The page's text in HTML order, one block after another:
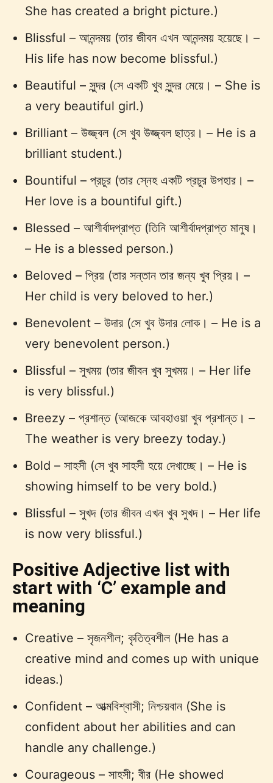
She has created a bright picture.)
Blissful – আনন্দময় (তার জীবন এখন আনন্দময় হয়েছে। –
His life has now become blissful.)
Beautiful – সুন্দর (সে একটি খুব সুন্দর মেয়ে। – She is
a very beautiful girl.)
Brilliant – উজ্জ্বল (সে খুব উজ্জ্বল ছাত্র। – He is a
brilliant student.)
Bountiful – প্রচুর (তার স্নেহ একটি প্রচুর উপহার। –
Her love is a bountiful gift.)
Blessed – আশীর্বাদপ্রাপ্ত (তিনি আশীর্বাদপ্রাপ্ত মানুষ।
– He is a blessed person.)
Beloved – প্রিয় (তার সন্তান তার জন্য খুব প্রিয়। –
Her child is very beloved to her.)
Benevolent – উদার (সে খুব উদার লোক। – He is a
very benevolent person.)
Blissful – সুখময় (তার জীবন খুব সুখময়। – Her life
is very blissful.)
Breezy – প্রশান্ত (আজকে আবহাওয়া খুব প্রশান্ত। –
The weather is very breezy today.)
Bold – সাহসী (সে খুব সাহসী হয়ে দেখাচ্ছে। – He is
showing himself to be very bold.)
Blissful – সুখদ (তার জীবন এখন খুব সুখদ। – Her life
is now very blissful.)
Positive Adjective list with
start with ‘C’ example and
meaning
Creative – সৃজনশীল; কৃতিত্বশীল (He has a
creative mind and comes up with unique
ideas.)
Confident – আত্মবিশ্বাসী; নিশ্চয়বান (She is
confident about her abilities and can
handle any challenge.)
Courageous – সাহসী; বীর (He showed